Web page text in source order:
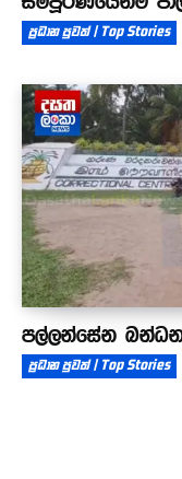
ප්‍රධාන පුවත් | Top Stories
පල්ලන්සේන
ප්‍රධාන පුවත් | Top Stories